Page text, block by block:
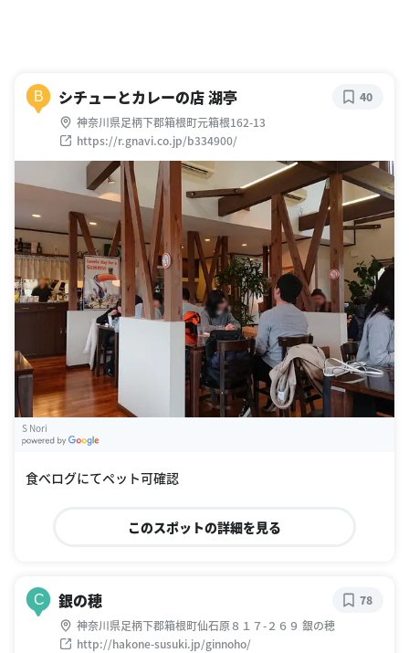
B シチューとカレーの店 湖亭
神奈川県足柄下郡箱根町元箱根162-13
https://r.gnavi.co.jp/b334900/
40
S Nori
食べログにてペット可確認
このスポットの詳細を見る
C 銀の穂
神奈川県足柄下郡箱根町仙石原８１７-２６９ 銀の穂
http://hakone-susuki.jp/ginnoho/
78